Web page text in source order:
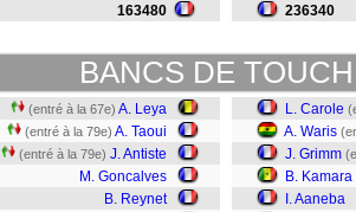
163480 236340
BANCS DE
(entré à la 67e) A. Leya
(entré à la 79e) A. Taoui
(entré à la 79e) J. Antiste
M. Goncalves
B. Reynet
L. Carole
A. Waris
J. Grimm
B. Kamara
I. Aaneba